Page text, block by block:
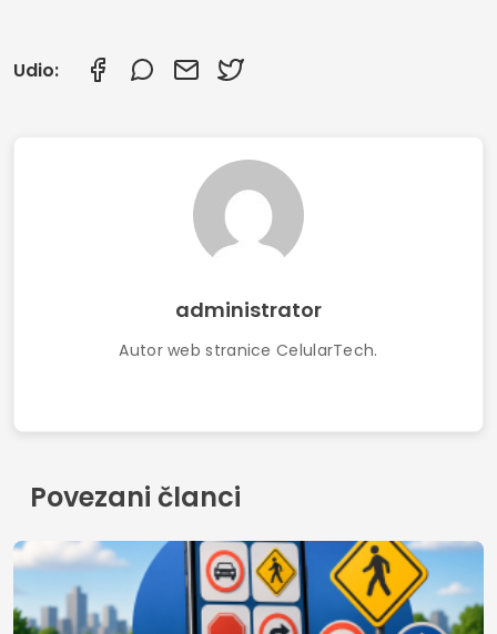
Udio:
administrator
Autor web stranice CelularTech.
Povezani članci